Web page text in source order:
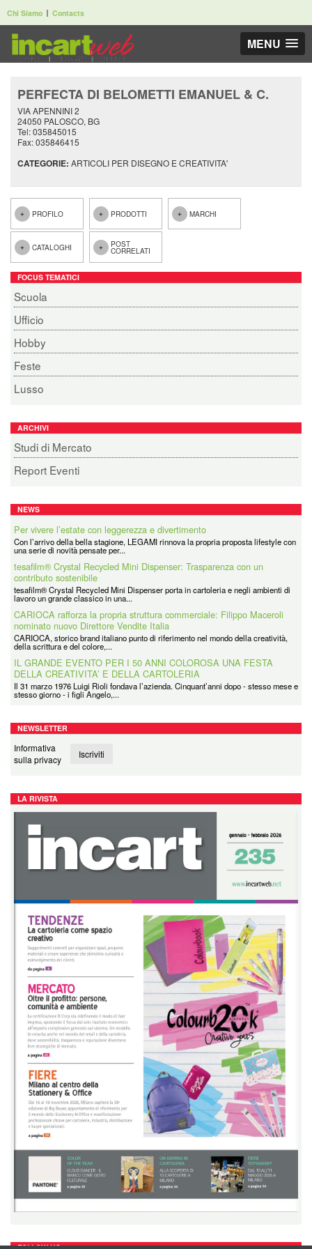
Chi Siamo Contacts
MENU
PERFECTA DI BELOMETTI EMANUEL & C.
VIA APENNINI 2
24050 PALOSCO, BG
Tel: 035845015
Fax: 035846415
CATEGORIE: ARTICOLI PER DISEGNO E CREATIVITA'
PROFILO PRODOTTI MARCHI
CATALOGHI POST
CORRELATI
FOCUS TEMATICI
Scuola
Ufficio
Hobby
Feste
Lusso
ARCHIVI
Studi di Mercato
Report Eventi
NEWS
Per vivere l’estate con leggerezza e divertimento
Con l’arrivo della bella stagione, LEGAMI rinnova la propria proposta lifestyle con
una serie di novità pensate per...
tesafilm® Crystal Recycled Mini Dispenser: Trasparenza con un
contributo sostenibile
tesafilm® Crystal Recycled Mini Dispenser porta in cartoleria e negli ambienti di
lavoro un grande classico in una...
CARIOCA rafforza la propria struttura commerciale: Filippo Maceroli
nominato nuovo Direttore Vendite Italia
CARIOCA, storico brand italiano punto di riferimento nel mondo della creatività,
della scrittura e del colore,...
IL GRANDE EVENTO PER I 50 ANNI COLOROSA UNA FESTA
DELLA CREATIVITA’ E DELLA CARTOLERIA
Il 31 marzo 1976 Luigi Rioli fondava l’azienda. Cinquant’anni dopo - stesso mese e
stesso giorno - i figli Angelo,...
NEWSLETTER
Informativa
sulla privacy
Iscriviti
LA RIVISTA